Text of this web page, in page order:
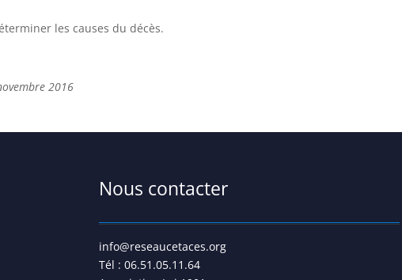
les causes du décès.
2016
Nous contacter
info@reseaucetaces.org
Tél : 06.51.05.11.64